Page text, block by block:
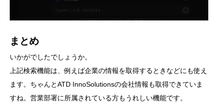
まとめ
いかがでしたでしょうか。
上記検索機能は、例えば企業の情報を取得するときなどにも使え
ます。ちゃんとATD InnoSolutionsの会社情報も取得できていま
すね。営業部署に所属されている方もうれしい機能です。